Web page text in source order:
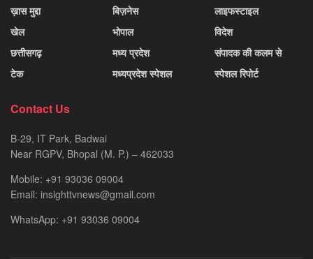
ख़ास मुद्दा
खेल
छत्तीसगढ़
टेक
बिज़नेस
भोपाल
मध्य प्रदेश
मध्यप्रदेश स्पेशल
लाइफस्टाइल
विदेश
संपादक की कलम से
स्पेशल रिपोर्ट
Contact Us
B-29, IT Park, Badwai
Near RGPV, Bhopal (M. P.) – 462033
Mobile: +91 93036 09004
Email: insighttvnews@gmail.com
WhatsApp: +91 93036 09004